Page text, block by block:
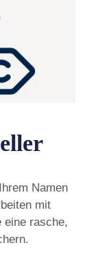
Namen
mit
eine rasche,